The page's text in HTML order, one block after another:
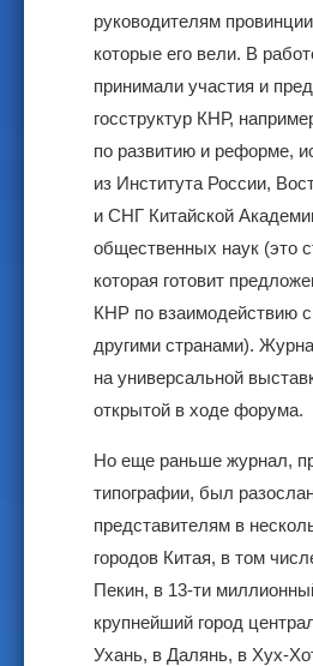
руководителям
которые его вели. В
принимали участия и
госструктур КНР,
по развитию и реформе,
из Института России,
и СНГ Китайской
общественных наук (это
которая готовит
КНР по взаимодействию
другими странами).
на универсальной
открытой в ходе форума.
Но еще раньше журнал,
типографии, был
представителям в
городов Китая, в том
Пекин, в 13-ти
крупнейший город
Ухань, в Далянь, в Хух-